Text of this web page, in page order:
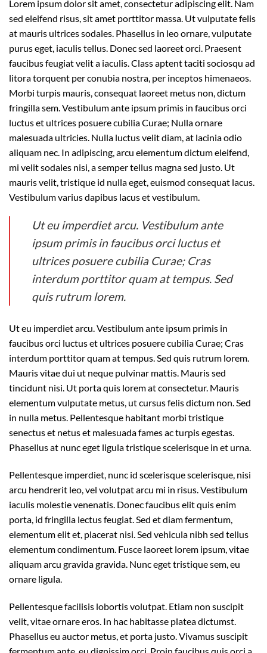
Lorem ipsum dolor sit amet, consectetur adipiscing elit. Nam
sed eleifend risus, sit amet porttitor massa. Ut vulputate felis
at mauris ultrices sodales. Phasellus in leo ornare, vulputate
purus eget, iaculis tellus. Donec sed laoreet orci. Praesent
faucibus feugiat velit a iaculis. Class aptent taciti sociosqu ad
litora torquent per conubia nostra, per inceptos himenaeos.
Morbi turpis mauris, consequat laoreet metus non, dictum
fringilla sem. Vestibulum ante ipsum primis in faucibus orci
luctus et ultrices posuere cubilia Curae; Nulla ornare
malesuada ultricies. Nulla luctus velit diam, at lacinia odio
aliquam nec. In adipiscing, arcu elementum dictum eleifend,
mi velit sodales nisi, a semper tellus magna sed justo. Ut
mauris velit, tristique id nulla eget, euismod consequat lacus.
Vestibulum varius dapibus lacus et vestibulum.
Ut eu imperdiet arcu. Vestibulum ante
ipsum primis in faucibus orci luctus et
ultrices posuere cubilia Curae; Cras
interdum porttitor quam at tempus. Sed
quis rutrum lorem.
Ut eu imperdiet arcu. Vestibulum ante ipsum primis in
faucibus orci luctus et ultrices posuere cubilia Curae; Cras
interdum porttitor quam at tempus. Sed quis rutrum lorem.
Mauris vitae dui ut neque pulvinar mattis. Mauris sed
tincidunt nisi. Ut porta quis lorem at consectetur. Mauris
elementum vulputate metus, ut cursus felis dictum non. Sed
in nulla metus. Pellentesque habitant morbi tristique
senectus et netus et malesuada fames ac turpis egestas.
Phasellus at nunc eget ligula tristique scelerisque in et urna.
Pellentesque imperdiet, nunc id scelerisque scelerisque, nisi
arcu hendrerit leo, vel volutpat arcu mi in risus. Vestibulum
iaculis molestie venenatis. Donec faucibus elit quis enim
porta, id fringilla lectus feugiat. Sed et diam fermentum,
elementum elit et, placerat nisi. Sed vehicula nibh sed tellus
elementum condimentum. Fusce laoreet lorem ipsum, vitae
aliquam arcu gravida gravida. Nunc eget tristique sem, eu
ornare ligula.
Pellentesque facilisis lobortis volutpat. Etiam non suscipit
velit, vitae ornare eros. In hac habitasse platea dictumst.
Phasellus eu auctor metus, et porta justo. Vivamus suscipit